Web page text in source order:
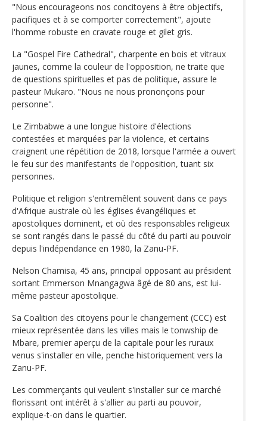
"Nous encourageons nos concitoyens à être objectifs,
pacifiques et à se comporter correctement", ajoute
l'homme robuste en cravate rouge et gilet gris.
La "Gospel Fire Cathedral", charpente en bois et vitraux
jaunes, comme la couleur de l'opposition, ne traite que
de questions spirituelles et pas de politique, assure le
pasteur Mukaro. "Nous ne nous prononçons pour
personne".
Le Zimbabwe a une longue histoire d'élections
contestées et marquées par la violence, et certains
craignent une répétition de 2018, lorsque l'armée a ouvert
le feu sur des manifestants de l'opposition, tuant six
personnes.
Politique et religion s'entremêlent souvent dans ce pays
d'Afrique australe où les églises évangéliques et
apostoliques dominent, et où des responsables religieux
se sont rangés dans le passé du côté du parti au pouvoir
depuis l'indépendance en 1980, la Zanu-PF.
Nelson Chamisa, 45 ans, principal opposant au président
sortant Emmerson Mnangagwa âgé de 80 ans, est lui-
même pasteur apostolique.
Sa Coalition des citoyens pour le changement (CCC) est
mieux représentée dans les villes mais le tonwship de
Mbare, premier aperçu de la capitale pour les ruraux
venus s'installer en ville, penche historiquement vers la
Zanu-PF.
Les commerçants qui veulent s'installer sur ce marché
florissant ont intérêt à s'allier au parti au pouvoir,
explique-t-on dans le quartier.